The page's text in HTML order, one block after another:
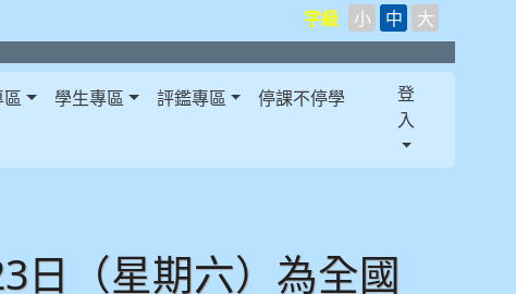
字級 小 中 大
區 學生專區 評鑑專區 停課不停學
登
入
日（星期六）為全國